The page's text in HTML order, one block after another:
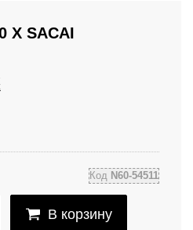
X SACAI
Код N60-54511
В корзину